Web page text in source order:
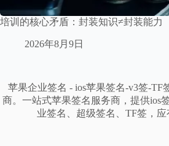
培训的核心矛盾：封装知识≠封装能力
2026年8月9日
苹果企业签名 - ios苹果签名-v3签-TF
商。一站式苹果签名服务商，提供ios
业签名、超级签名、TF签，应